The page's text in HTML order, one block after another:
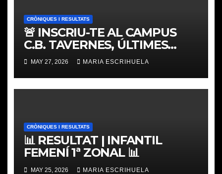
CRÒNIQUES I RESULTATS
🚨 INSCRIU-TE AL CAMPUS
C.B. TAVERNES, ÚLTIMES
PLACES
MAY 27, 2026 MARIA ESCRIHUELA
CRÒNIQUES I RESULTATS
📊 RESULTAT | INFANTIL
FEMENÍ 1ª ZONAL 📊
MAY 25, 2026 MARIA ESCRIHUELA